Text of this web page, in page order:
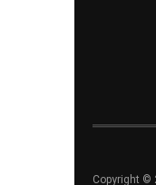
Copyright ©